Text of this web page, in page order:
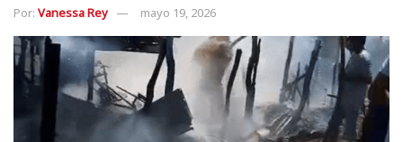
Por: Vanessa Rey mayo 19, 2026